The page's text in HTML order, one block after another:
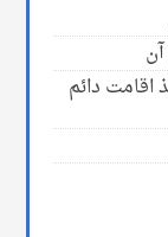
دائم